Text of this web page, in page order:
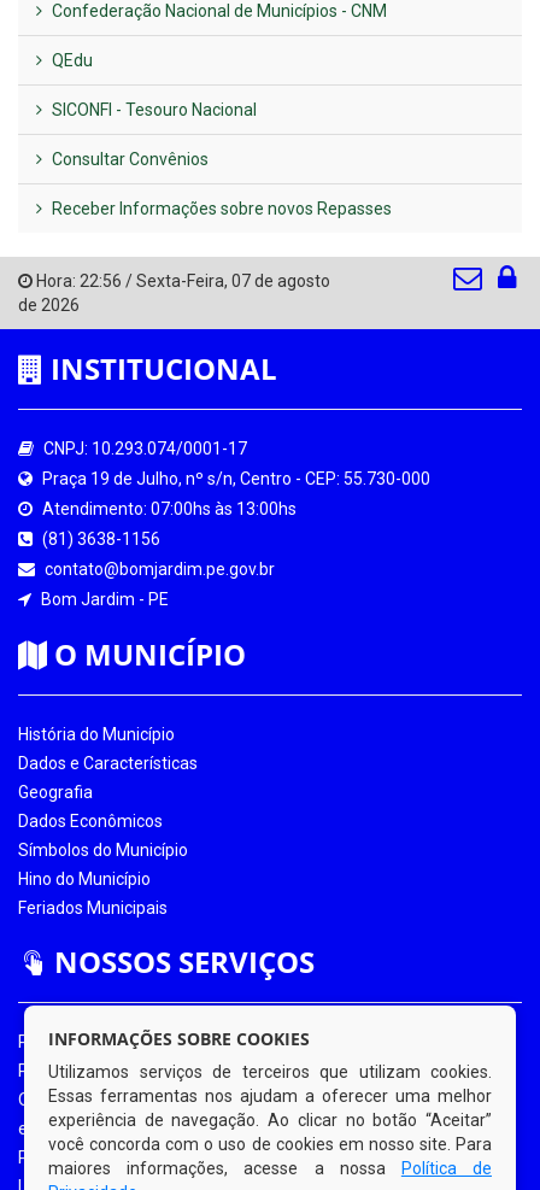
Confederação Nacional de Municípios - CNM
QEdu
SICONFI - Tesouro Nacional
Consultar Convênios
Receber Informações sobre novos Repasses
Hora: 22:56 /Sexta-Feira, 07 de agosto
de 2026
INSTITUCIONAL
CNPJ: 10.293.074/0001-17
Praça 19 de Julho, nº s/n, Centro - CEP: 55.730-000
Atendimento: 07:00hs às 13:00hs
(81) 3638-1156
contato@bomjardim.pe.gov.br
Bom Jardim - PE
O MUNICÍPIO
História do Município
Dados e Características
Geografia
Dados Econômicos
Símbolos do Município
Hino do Município
Feriados Municipais
NOSSOS SERVIÇOS
Portal da Transparência
Portal da Transparência COVID-19
Ouvidoria Eletrônica
e-SIC
Processos de Licitação
INFORMAÇÕES SOBRE COOKIES
Utilizamos serviços de terceiros que utilizam cookies.
Essas ferramentas nos ajudam a oferecer uma melhor
experiência de navegação. Ao clicar no botão “Aceitar”
você concorda com o uso de cookies em nosso site. Para
maiores informações, acesse a nossa
Política de